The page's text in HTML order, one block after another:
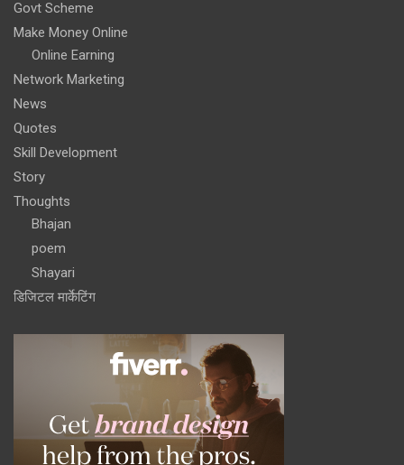
Govt Scheme
Make Money Online
Online Earning
Network Marketing
News
Quotes
Skill Development
Story
Thoughts
Bhajan
poem
Shayari
डिजिटल मार्केटिंग